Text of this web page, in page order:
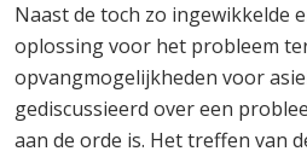
Naast de toch zo ingewikkelde
oplossing voor het probleem
opvangmogelijkheden voor
gediscussieerd over een
aan de orde is. Het treffen van